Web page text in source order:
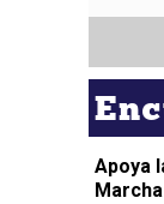
Apoya